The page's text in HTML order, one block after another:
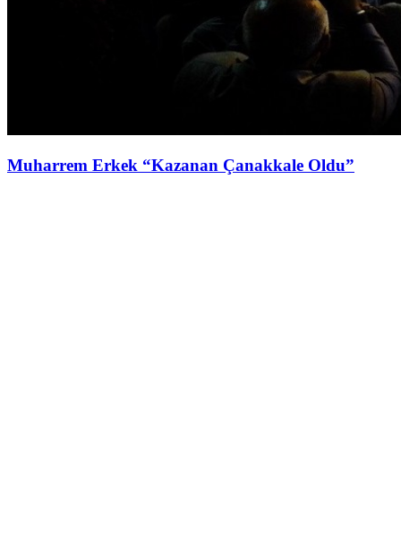
Muharrem Erkek “Kazanan Çanakkale Oldu”